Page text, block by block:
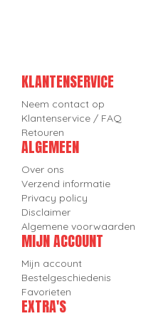
KLANTENSERVICE
Neem contact op
Klantenservice / FAQ
Retouren
ALGEMEEN
Over ons
Verzend informatie
Privacy policy
Disclaimer
Algemene voorwaarden
MIJN ACCOUNT
Mijn account
Bestelgeschiedenis
Favorieten
EXTRA'S